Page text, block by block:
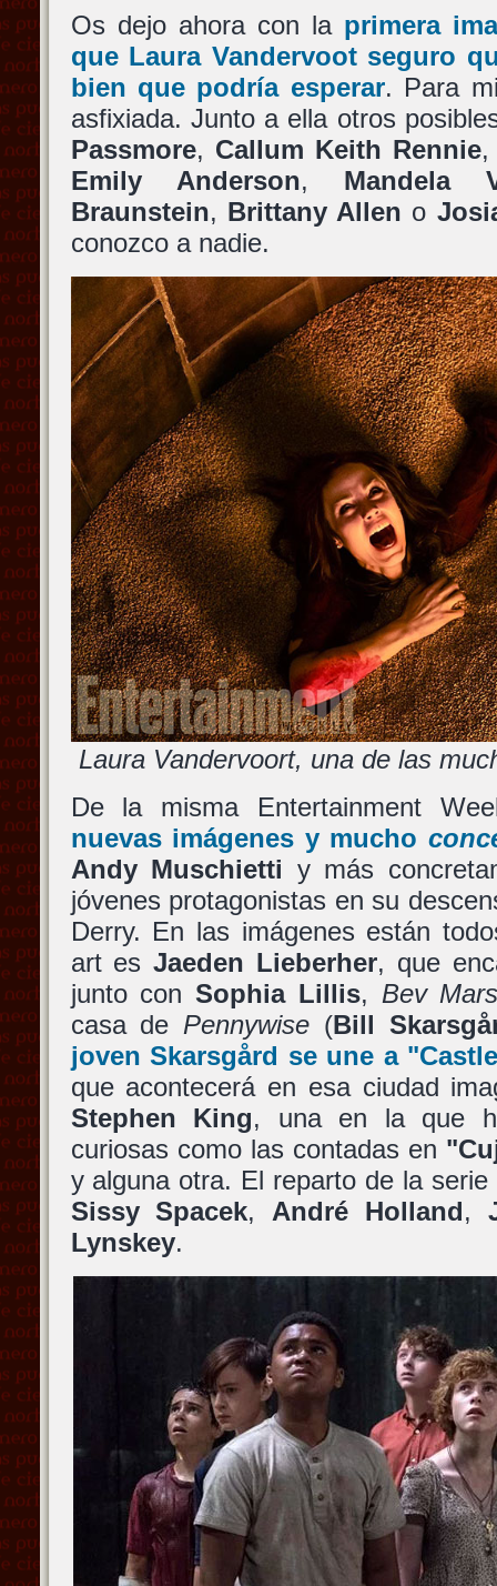
Os dejo ahora con la primera
que Laura Vandervootseguro
bien que podría esperar. Para
asfixiada. Junto a ella otros
Passmore, Callum Keith Rennie
Emily Anderson, Mandela
Braunstein, Brittany Allen o
conozco a nadie.
Laura Vandervoort, una de las
De la misma Entertainment
nuevas imágenes y mucho
Andy Muschietti y más
jóvenes protagonistas en su
Derry. En las imágenes están
art esJaeden Lieberher, que
junto conSophia Lillis, Bev
casa de Pennywise (Bill
jovenSkarsgård se une a
que acontecerá en esa ciudad
Stephen King, una en la que
curiosas como las contadas en
y alguna otra. El reparto de la
Sissy Spacek, André Holland,
Lynskey.